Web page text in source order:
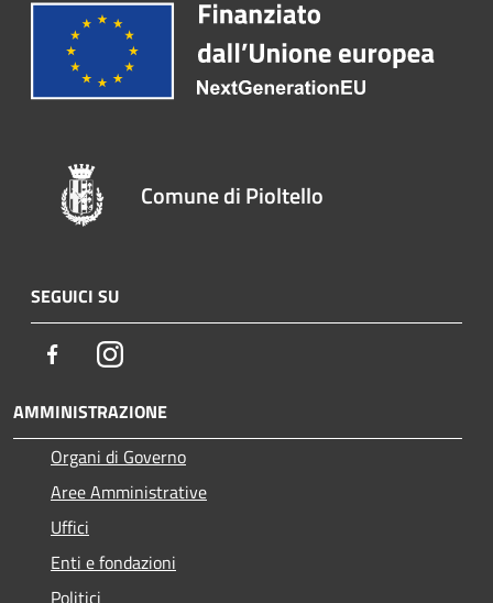
Comune di Pioltello
SEGUICI SU
FacebookInstagram
AMMINISTRAZIONE
Organi di Governo
Aree Amministrative
Uffici
Enti e fondazioni
Politici